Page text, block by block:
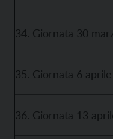
34. Giornata 30
35. Giornata 6
36. Giornata 13